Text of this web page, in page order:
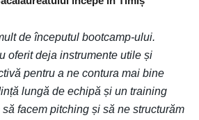
de începutul bootcamp-ului.
oferit deja instrumente utile și
pentru a ne contura mai bine
lungă de echipă și un training
facem pitching și să ne structurăm